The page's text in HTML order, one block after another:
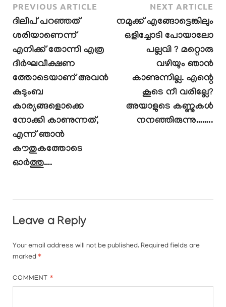
PREVIOUS ARTICLE
ദിലീപ് പറഞ്ഞത്
ശരിയാണെന്ന്
എനിക്ക് തോന്നി എത്ര
ദീർഘവീക്ഷണ
ത്തോടെയാണ് അവൻ
കുടുംബ
കാര്യങ്ങളൊക്കെ
നോക്കി കാണുന്നത്,
എന്ന് ഞാൻ
കൗതുകത്തോടെ
ഓർത്തു….
NEXT ARTICLE
നമുക്ക് എങ്ങോട്ടെങ്കിലും
ഒളിച്ചോടി പോയാലോ
പല്ലവി ? മറ്റൊരു
വഴിയും ഞാൻ
കാണുന്നില്ല. എന്റെ
കൂടെ നീ വരില്ലേ?
അയാളുടെ കണ്ണുകൾ
നനഞ്ഞിരുന്നു……..
Leave a Reply
Your email address will not be published. Required fields are
marked *
COMMENT*